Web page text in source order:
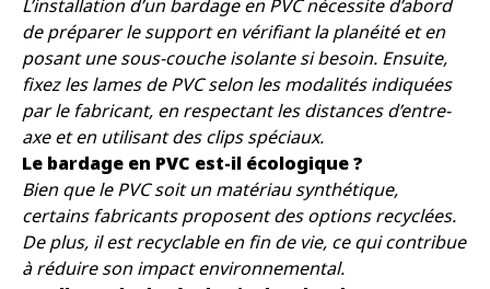
L’installation d’un bardage en PVC nécessite d’abord
de préparer le support en vérifiant la planéité et en
posant une sous-couche isolante si besoin. Ensuite,
fixez les lames de PVC selon les modalités indiquées
par le fabricant, en respectant les distances d’entre-
axe et en utilisant des clips spéciaux.
Le bardage en PVC est-il écologique ?
Bien que le PVC soit un matériau synthétique,
certains fabricants proposent des options recyclées.
De plus, il est recyclable en fin de vie, ce qui contribue
à réduire son impact environnemental.